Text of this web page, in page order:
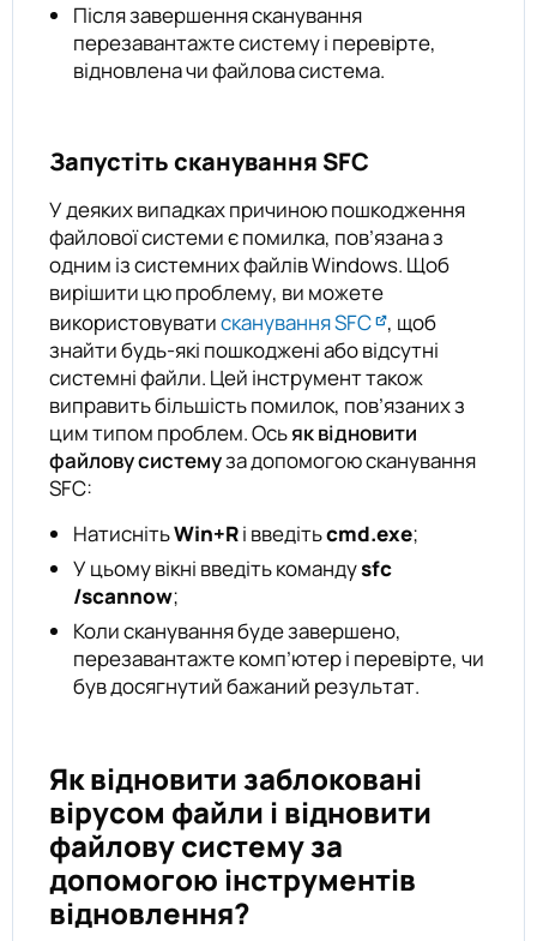
Після завершення сканування
перезавантажте систему і перевірте,
відновлена чи файлова система.
Запустіть сканування SFC
У деяких випадках причиною пошкодження
файлової системи є помилка, пов’язана з
одним із системних файлів Windows. Щоб
вирішити цю проблему, ви можете
використовуватисканування SFC
, щоб
знайти будь-які пошкоджені або відсутні
системні файли. Цей інструмент також
виправить більшість помилок, пов’язаних з
цим типом проблем. Осьяк відновити
файлову системуза допомогою сканування
SFC:
НатиснітьWin+Rі введітьcmd.exe;
У цьому вікні введіть командуsfc
/scannow;
Коли сканування буде завершено,
перезавантажте комп’ютер і перевірте, чи
був досягнутий бажаний результат.
Як відновити заблоковані
вірусом файли і відновити
файлову систему за
допомогою інструментів
відновлення?